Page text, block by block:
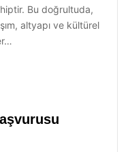
Bu doğrultuda,
altyapı ve kültürel